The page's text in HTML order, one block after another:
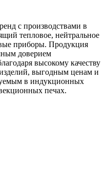
с производствами в
тепловое, нейтральное
приборы. Продукция
доверием
высокому качеству
выгодным ценам и
в индукционных
печах.